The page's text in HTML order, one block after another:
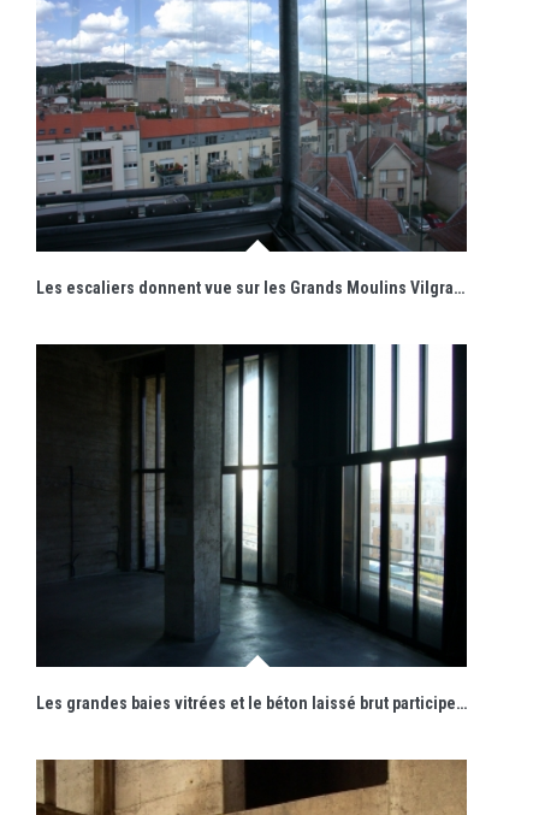
Les escaliers donnent vue sur les Grands Moulins Vilgrain.
Les grandes baies vitrées et le béton laissé brut participent à l'esprit industriel du lieu.